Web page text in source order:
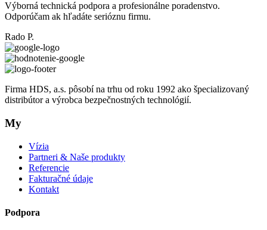
Výborná technická podpora a profesionálne poradenstvo.
Odporúčam ak hľadáte serióznu firmu.
Rado P.
Firma HDS, a.s. pôsobí na trhu od roku 1992 ako špecializovaný
distribútor a výrobca bezpečnostných technológií.
My
Vízia
Partneri & Naše produkty
Referencie
Fakturačné údaje
Kontakt
Podpora